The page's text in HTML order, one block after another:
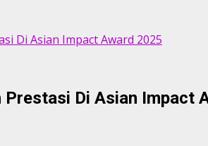
Di Asian Impact Award 2025
Prestasi Di Asian Impact